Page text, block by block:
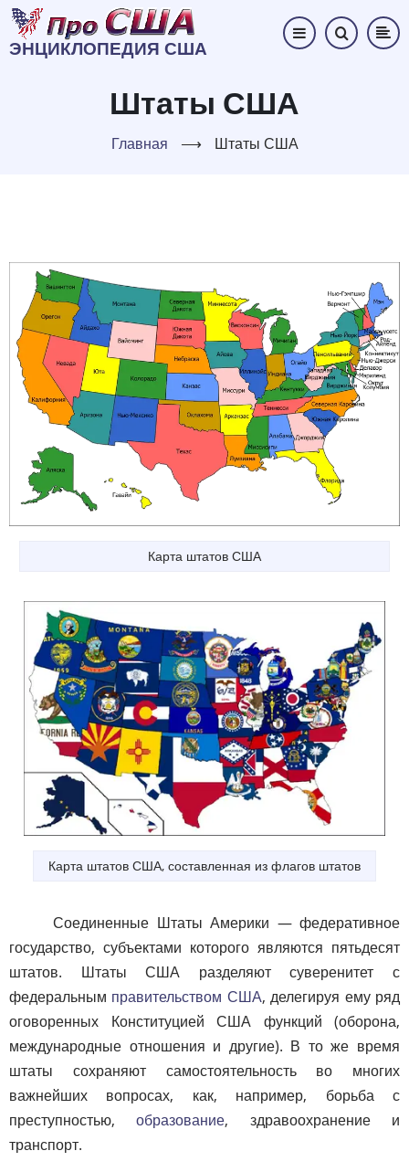
Перейти
основному
ЭНЦИКЛОПЕДИЯ США
Штаты США
Главная ⟶ Штаты США
Карта штатов США
Карта штатов США, составленная из флагов штатов
Соединенные Штаты Америки — федеративное
государство, субъектами которого являются пятьдесят
штатов. Штаты США разделяют суверенитет с
федеральным правительством США, делегируя ему ряд
оговоренных Конституцией США функций (оборона,
международные отношения и другие). В то же время
штаты сохраняют самостоятельность во многих
важнейших вопросах, как, например, борьба с
преступностью,образование, здравоохранение и
транспорт.